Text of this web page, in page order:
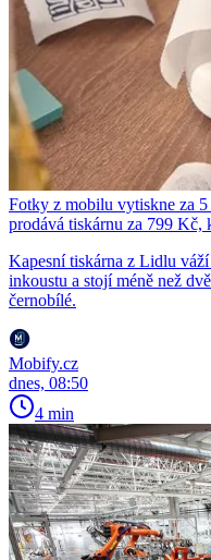
Fotky z mobilu vytiskne za
prodává tiskárnu za 799 Kč,
Kapesní tiskárna z Lidlu
inkoustu a stojí méně než
černobílé.
Mobify.cz
dnes, 08:50
4 min